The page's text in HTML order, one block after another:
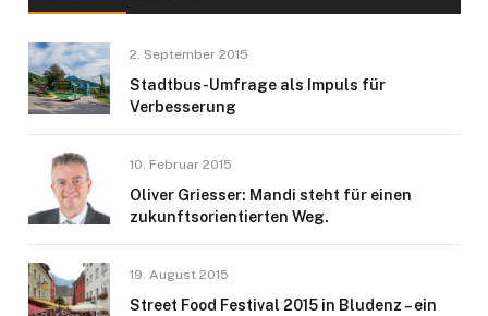
2. September 2015
Stadtbus-Umfrage als Impuls für
Verbesserung
10. Februar 2015
Oliver Griesser: Mandi steht für einen
zukunftsorientierten Weg.
19. August 2015
Street Food Festival 2015 in Bludenz – ein